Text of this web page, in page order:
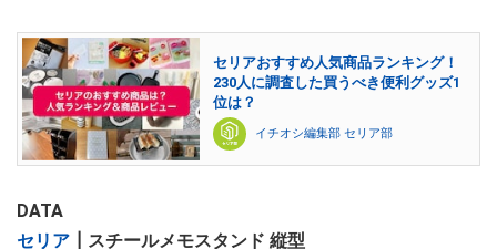
セリアおすすめ人気商品ランキング！
230人に調査した買うべき便利グッズ1
位は？
イチオシ編集部 セリア部
DATA
セリア ┃スチールメモスタンド 縦型